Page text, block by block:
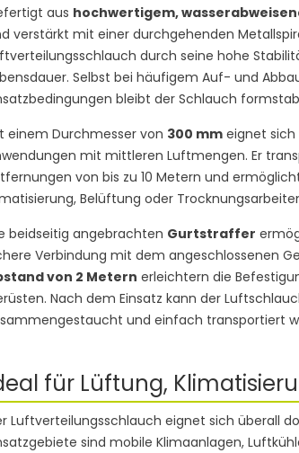
aus hochwertigem,
verstärkt mit einer durchgehenden
durch seine hohe
Selbst bei häufigem Auf- und
bleibt der Schlauch
einem Durchmesser von 300 mm eignet
mit mittleren Luftmengen. Er
von bis zu 10 Metern und
Belüftung oder
beidseitig angebrachten Gurtstraffer
Verbindung mit dem angeschlossenen
von 2 Metern erleichtern die
Nach dem Einsatz kann der
und einfach transportiert
für Lüftung,
Luftverteilungsschlauch eignet sich überall
sind mobile Klimaanlagen,